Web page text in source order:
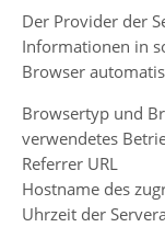
Der Provider der
Informationen in
Browser
Browsertyp und
verwendetes
Referrer URL
Hostname des
Uhrzeit der